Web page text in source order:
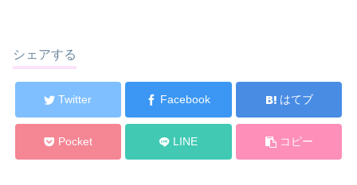
シェアする
Twitter Facebook はてブ
Pocket LINE コピー